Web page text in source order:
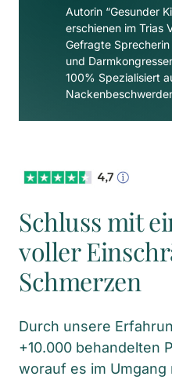
Autorin “Gesunder
erschienen im Trias
Gefragte
und
100% Spezialisiert
Schluss mit
voller
Schmerzen
Durch unsere
+10.000 behandelten
worauf es im